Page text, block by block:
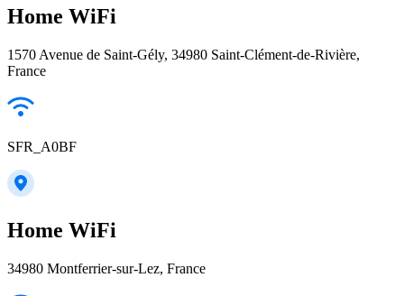
Home WiFi
1570 Avenue de Saint-Gély, 34980 Saint-Clément-de-Rivière,
France
SFR_A0BF
Home WiFi
34980 Montferrier-sur-Lez, France